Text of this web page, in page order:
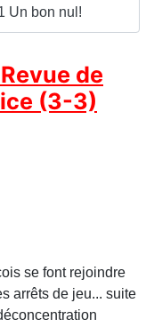
Un bon nul!
de
(3-3)
se font rejoindre
arrêts de jeu... suite